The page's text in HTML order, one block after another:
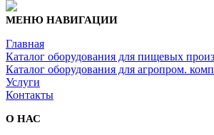
МЕНЮ НАВИГАЦИИ
Главная
Каталог оборудования для пищевых
Каталог оборудования для агропром.
Услуги
Контакты
О НАС